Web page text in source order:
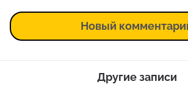
Новый
Другие записи